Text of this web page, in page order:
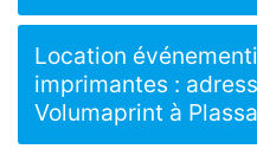
Location
imprimantes :
Volumaprint à